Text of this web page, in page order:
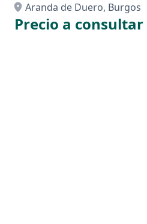
Aranda de Duero, Burgos
Precio a consultar